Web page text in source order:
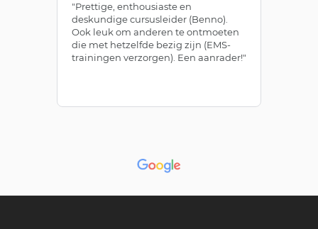
"Prettige, enthousiaste en
deskundige cursusleider (Benno).
Ook leuk om anderen te ontmoeten
die met hetzelfde bezig zijn (EMS-
trainingen verzorgen). Een aanrader!"